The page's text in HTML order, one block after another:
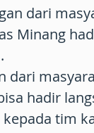
dari
Minang
dari
hadir
tim